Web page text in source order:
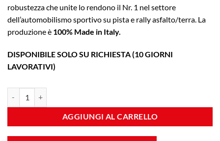
robustezza che unite lo rendono il Nr. 1 nel settore
dell’automobilismo sportivo su pista e rally asfalto/terra. La
produzione è 100% Made in Italy.
DISPONIBILE SOLO SU RICHIESTA (10 GIORNI
LAVORATIVI)
AGGIUNGI AL CARRELLO